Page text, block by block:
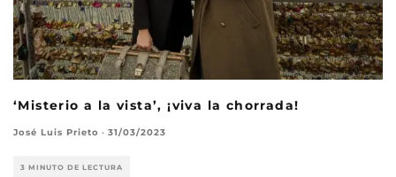
‘Misterio a la vista’, ¡viva la chorrada!
José Luis Prieto · 31/03/2023
3 MINUTO DE LECTURA